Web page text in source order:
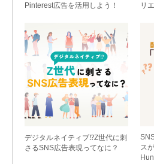
Pinterest広告を活用しよう！
リ
デジタルネイティブ⁉Z世代に刺
さるSNS広告表現ってなに？
ス